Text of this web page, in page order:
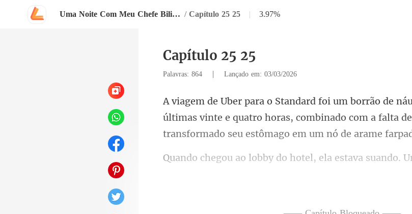
Uma Noite Com Meu Chefe Bilionário / Capítulo 25 25 | 3.97%
Capítulo 25 25
Palavras: 864 | Lançado em: 03/03/2026
últimas vinte e quatro horas, combinado com a falta de
hotel, ela estava suando